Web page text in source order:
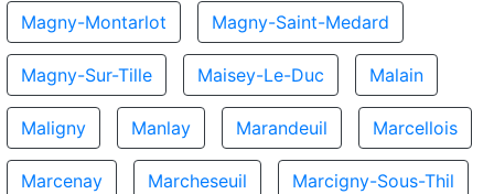
Magny-Montarlot Magny-Saint-Medard
Magny-Sur-Tille Maisey-Le-Duc Malain
Maligny Manlay Marandeuil Marcellois
Marcenay Marcheseuil Marcigny-Sous-Thil